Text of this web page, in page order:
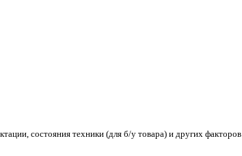
состояния техники (для б/у товара) и других факторов